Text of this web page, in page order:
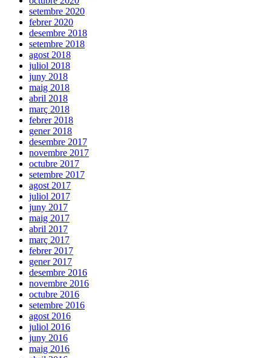
setembre 2020
febrer 2020
desembre 2018
setembre 2018
agost 2018
juliol 2018
juny 2018
maig 2018
abril 2018
març 2018
febrer 2018
gener 2018
desembre 2017
novembre 2017
octubre 2017
setembre 2017
agost 2017
juliol 2017
juny 2017
maig 2017
abril 2017
març 2017
febrer 2017
gener 2017
desembre 2016
novembre 2016
octubre 2016
setembre 2016
agost 2016
juliol 2016
juny 2016
maig 2016